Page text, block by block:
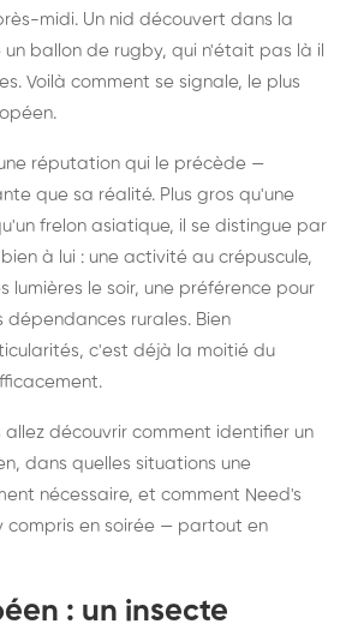
midi. Un nid découvert dans la
ballon de rugby, qui n'était pas là il
Voilà comment se signale, le plus
réputation qui le précède —
que sa réalité. Plus gros qu'une
frelon asiatique, il se distingue par
à lui : une activité au crépuscule,
lumières le soir, une préférence pour
dépendances rurales. Bien
c'est déjà la moitié du
découvrir comment identifier un
dans quelles situations une
nécessaire, et comment Need's
compris en soirée — partout en
: un insecte